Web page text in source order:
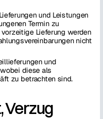
und Leistungen
Termin zu
Lieferung werden
nicht
und
diese als
zu betrachten sind.
Verzug